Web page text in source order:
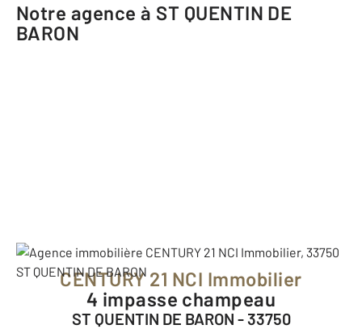
Notre agence à ST QUENTIN DE
BARON
CENTURY 21 NCI Immobilier
4 impasse champeau
ST QUENTIN DE BARON - 33750